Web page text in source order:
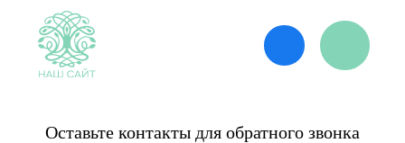
Оставьте контакты для обратного звонка